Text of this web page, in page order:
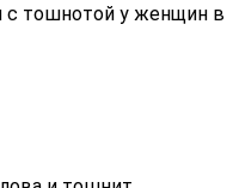
с тошнотой у женщин в